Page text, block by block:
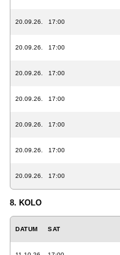
20.09.26. 17:00
20.09.26. 17:00
20.09.26. 17:00
20.09.26. 17:00
20.09.26. 17:00
20.09.26. 17:00
20.09.26. 17:00
8. KOLO
DATUM SAT